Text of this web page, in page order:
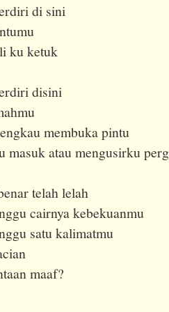
di sini
ku ketuk
disini
membuka pintu
masuk atau mengusirku
telah lelah
cairnya kebekuanmu
satu kalimatmu
maaf?